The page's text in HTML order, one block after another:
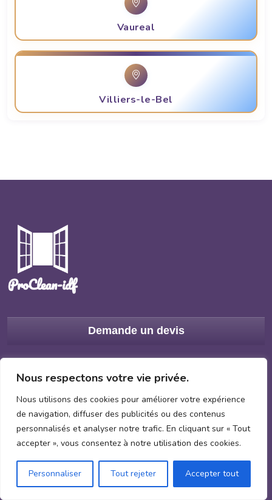
Nous respectons votre vie privée.
Nous utilisons des cookies pour améliorer votre expérience
de navigation, diffuser des publicités ou des contenus
personnalisés et analyser notre trafic. En cliquant sur « Tout
accepter », vous consentez à notre utilisation des cookies.
Personnaliser Tout rejeter Accepter tout
Vaureal
Villiers-le-Bel
Demande un devis
Accueil